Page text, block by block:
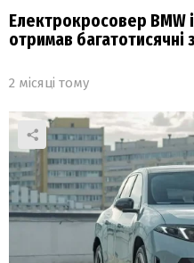
Електрокросовер BMW
отримав багатотисячні
2 місяці тому